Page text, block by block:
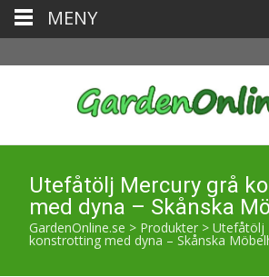
Utefåtölj Mercury grå
med dyna – Skånska
GardenOnline.se > Produkter > Utefåtölj
konstrotting med dyna – Skånska
MENY